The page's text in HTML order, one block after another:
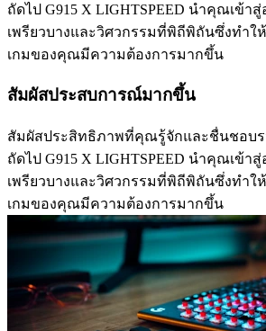
ถัดไป G915 X LIGHTSPEED นำคุณเข้า
เพรียวบางและวิศวกรรมที่พิถีพิถันซึ่งทำใ
เกมของคุณมีความต้องการมากขึ้น
สัมผัสประสบการณ์มากขึ้น
สัมผัสประสิทธิภาพที่คุณรู้จักและชื่นชอบร
ถัดไป G915 X LIGHTSPEED นำคุณเข้า
เพรียวบางและวิศวกรรมที่พิถีพิถันซึ่งทำใ
เกมของคุณมีความต้องการมากขึ้น